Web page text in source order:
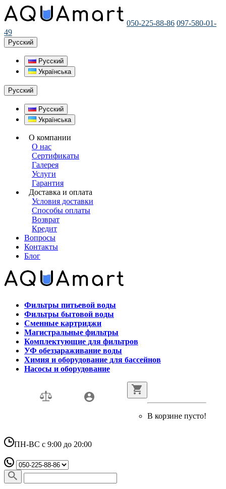
050-225-88-86 097-580-01-
49
Русский
Русский
Українська
Русский
Русский
Українська
О компании
О нас
Сертификаты
Галерея
Услуги
Гарантия
Доставка и оплата
Условия доставки
Способы оплаты
Возврат
Кредит
Вопросы
Контакты
Блог
Фильтры питьевой воды
Фильтры бытовой воды
Сменные картриджи
Магистральные фильтры
Комплектующие для фильтров
УФ обеззараживание воды
Химия и оборудование для бассейнов
Насосы и оборудование
В корзине пусто!
ПН-ВС с 9:00 до 20:00